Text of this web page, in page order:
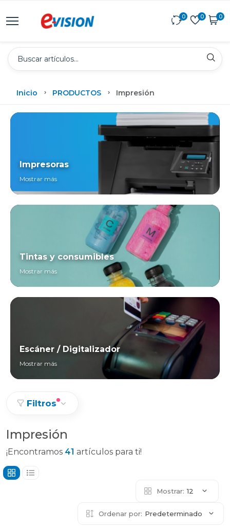
0 0 0
Inicio PRODUCTOS Impresión
Impresoras
Mostrar más
Tintas y consumibles
Mostrar más
Escáner / Digitalizador
Mostrar más
Filtros
Impresión
¡Encontramos 41 artículos para ti!
Mostrar: 12
Ordenar por: Predeterminado